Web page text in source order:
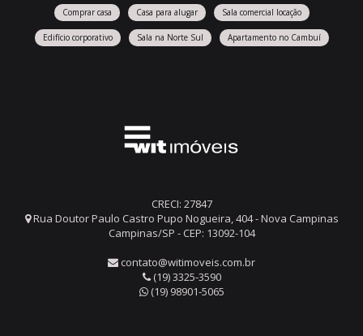
Comprar casa Casa para alugar Sala comercial locação
Edifício corporativo Sala na Norte Sul Apartamento no Cambuí
CRECI: 27847
Rua Doutor Paulo Castro Pupo Nogueira, 404 - Nova Campinas
Campinas/SP - CEP: 13092-104
contato@witimoveis.com.br
(19) 3325-3590
(19) 98901-5065